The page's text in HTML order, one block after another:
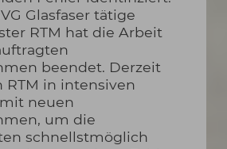
Glasfaser tätige
RTM hat die Arbeit
beendet. Derzeit
RTM in intensiven
neuen
um die
schnellstmöglich